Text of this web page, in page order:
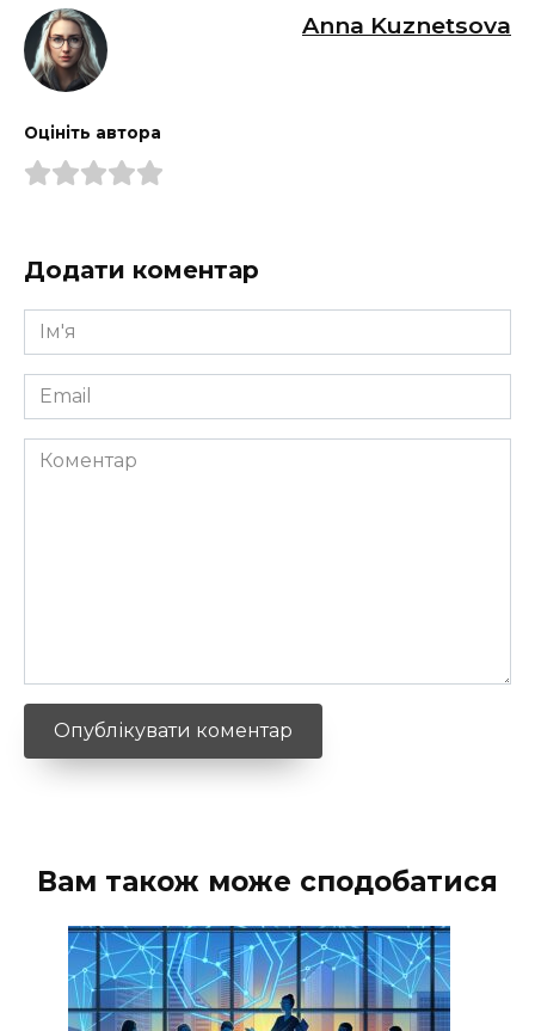
Anna Kuznetsova
Оцініть автора
Додати коментар
Ім'я
*
Email
*
Коментар
Вам також може сподобатися